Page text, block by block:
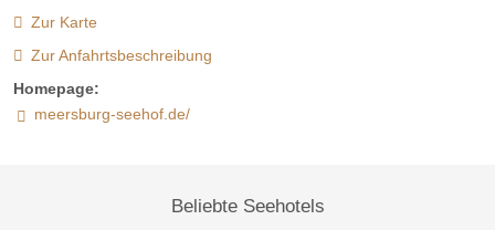
Zur Karte
Zur Anfahrtsbeschreibung
Homepage:
meersburg-seehof.de/
Beliebte Seehotels